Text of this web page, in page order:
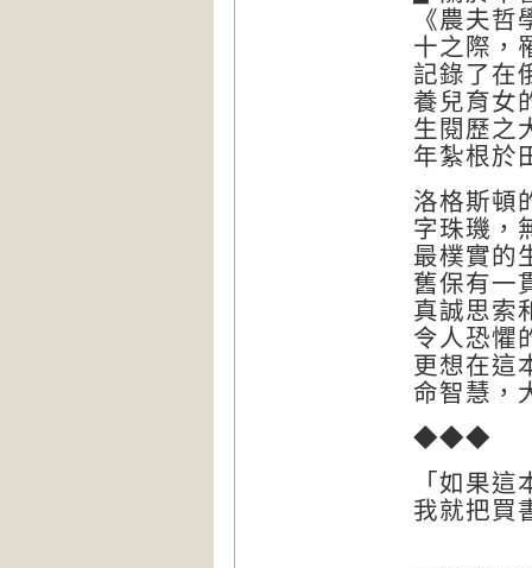
《農夫
十之際，
記錄了在
養兒育女
生閱歷之
年紮根於
洛格斯頓
字珠璣，
最樸實的
舊保有一
真誠思索
令人恐懼
更想在這
命智慧，
◆◆◆
「如果
我就把買